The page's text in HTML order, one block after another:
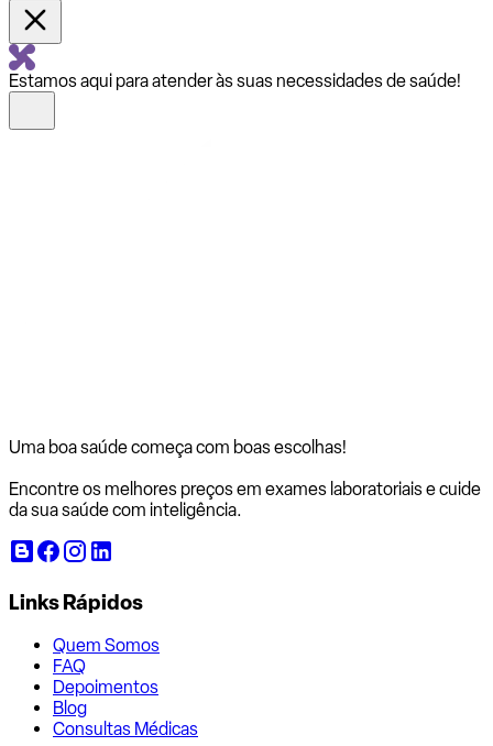
Estamos aqui para atender às suas necessidades de saúde!
Uma boa saúde começa com boas escolhas!
Encontre os melhores preços em exames laboratoriais e cuide
da sua saúde com inteligência.
Links Rápidos
Quem Somos
FAQ
Depoimentos
Blog
Consultas Médicas